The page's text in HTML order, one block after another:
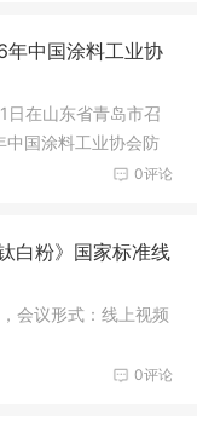
中国涂料工业协
日在山东省青岛市召
国涂料工业协会防
业协会技术专家工作
0评论
白粉》国家标准线
会议形式：线上视频
0评论